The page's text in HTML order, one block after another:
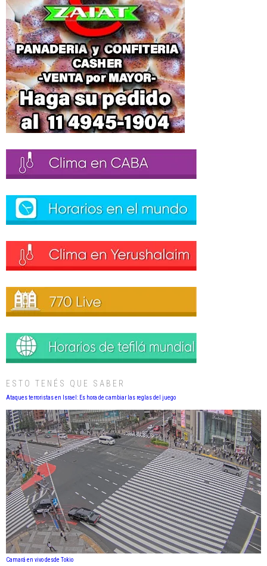
ESTO TENÉS QUE SABER
Ataques terroristas en Israel: Es hora de cambiar las reglas del juego
Camará en vivo desde Tokio